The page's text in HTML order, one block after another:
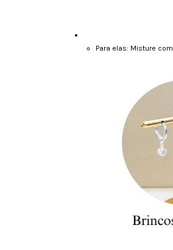
Para elas: Misture com